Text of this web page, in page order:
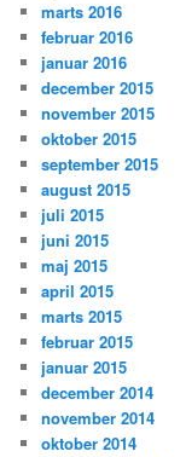
marts 2016
februar 2016
januar 2016
december 2015
november 2015
oktober 2015
september 2015
august 2015
juli 2015
juni 2015
maj 2015
april 2015
marts 2015
februar 2015
januar 2015
december 2014
november 2014
oktober 2014